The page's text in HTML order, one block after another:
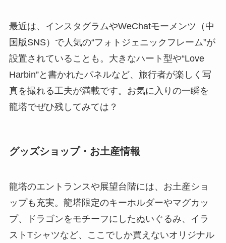
最近は、インスタグラムやWeChatモーメンツ（中
国版SNS）で人気の“フォトジェニックフレーム”が
設置されていることも。大きなハート型や“Love
Harbin”と書かれたパネルなど、旅行者が楽しく写
真を撮れる工夫が満載です。お気に入りの一瞬を
龍塔でぜひ残してみては？
グッズショップ・お土産情報
龍塔のエントランスや展望台階には、お土産ショ
ップも充実。龍塔限定のキーホルダーやマグカッ
プ、ドラゴンをモチーフにしたぬいぐるみ、イラ
ストTシャツなど、ここでしか買えないオリジナル